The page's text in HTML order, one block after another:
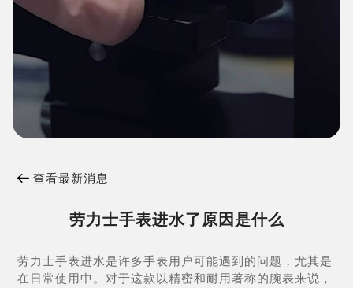
查看最新消息
劳力士手表进水了原因是什么
劳力士手表进水是许多手表用户可能遇到的问题，尤其是
在日常使用中。对于这款以精密和耐用著称的腕表来说，